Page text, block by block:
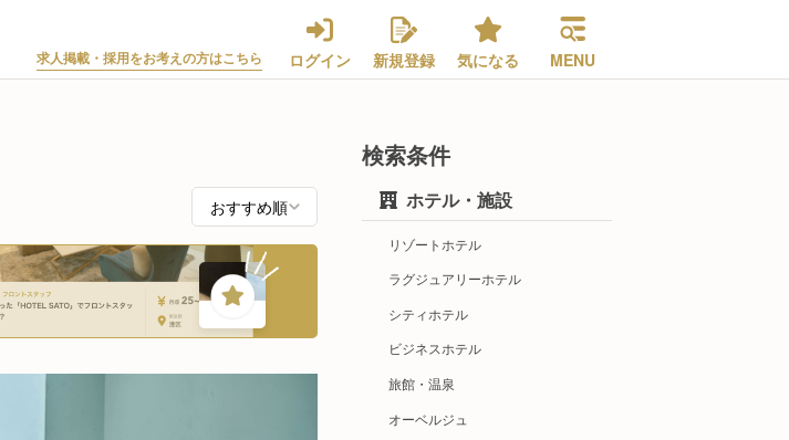
求人掲載・採用をお考えの方はこちら ログイン 新規登録 気になる MENU
検索条件
ホテル・施設
リゾートホテル
ラグジュアリーホテル
シティホテル
ビジネスホテル
旅館・温泉
オーベルジュ